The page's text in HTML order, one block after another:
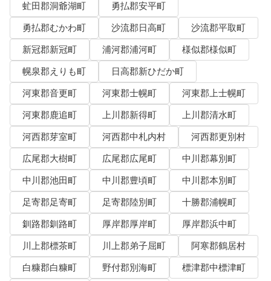
虻田郡洞爺湖町
勇払郡安平町
勇払郡むかわ町
沙流郡日高町
沙流郡平取町
新冠郡新冠町
浦河郡浦河町
様似郡様似町
幌泉郡えりも町
日高郡新ひだか町
河東郡音更町
河東郡士幌町
河東郡上士幌町
河東郡鹿追町
上川郡新得町
上川郡清水町
河西郡芽室町
河西郡中札内村
河西郡更別村
広尾郡大樹町
広尾郡広尾町
中川郡幕別町
中川郡池田町
中川郡豊頃町
中川郡本別町
足寄郡足寄町
足寄郡陸別町
十勝郡浦幌町
釧路郡釧路町
厚岸郡厚岸町
厚岸郡浜中町
川上郡標茶町
川上郡弟子屈町
阿寒郡鶴居村
白糠郡白糠町
野付郡別海町
標津郡中標津町